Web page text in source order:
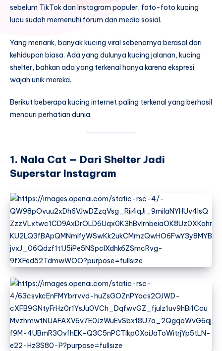
sebelum TikTok dan Instagram populer, foto-foto kucing
lucu sudah memenuhi forum dan media sosial.
Yang menarik, banyak kucing viral sebenarnya berasal dari
kehidupan biasa. Ada yang dulunya kucing jalanan, kucing
shelter, bahkan ada yang terkenal hanya karena ekspresi
wajah unik mereka.
Berikut beberapa kucing internet paling terkenal yang berhasil
mencuri perhatian dunia.
1. Nala Cat — Dari Shelter Jadi
Superstar Instagram